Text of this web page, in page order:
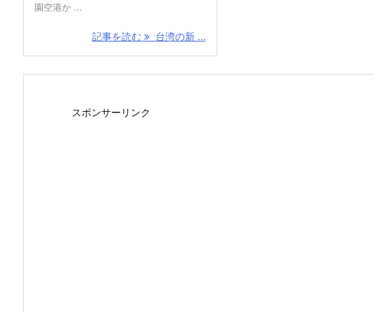
園空港か ...
記事を読む 台湾の新 ...
スポンサーリンク